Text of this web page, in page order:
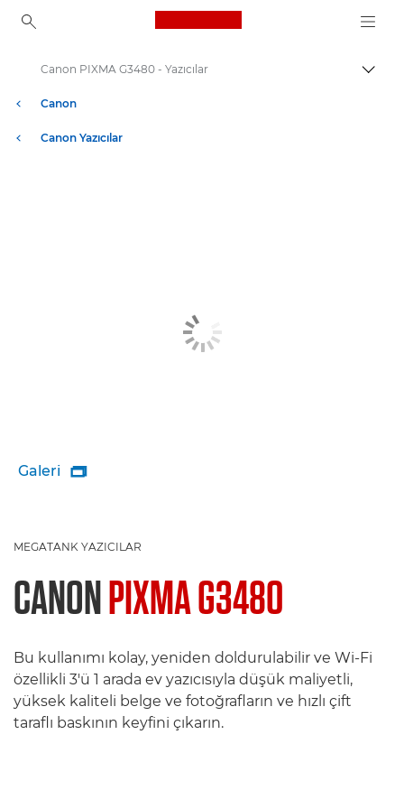
Canon Logo, back to
İçerik
Canon
Canon Yazıcılar
Canon PIXMA G3480 - Yazıcılar
Galeri 
MEGATANK YAZICILAR
CANONPIXMA G3480
Bu kullanımı kolay, yeniden doldurulabilir ve Wi-Fi
özellikli 3'ü 1 arada ev yazıcısıyla düşük maliyetli,
yüksek kaliteli belge ve fotoğrafların ve hızlı çift
taraflı baskının keyfini çıkarın.